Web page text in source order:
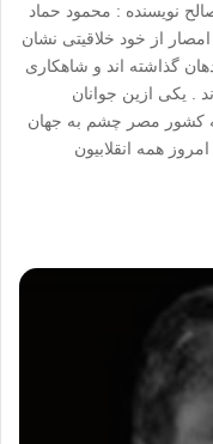
نویسنده : محمود حماد
از خود خلاقیتی نشان
گذاشته اند و شاهکاری
. یکی ازین جوانان
کشور مصر چشم به جهان
همه انقلابیون